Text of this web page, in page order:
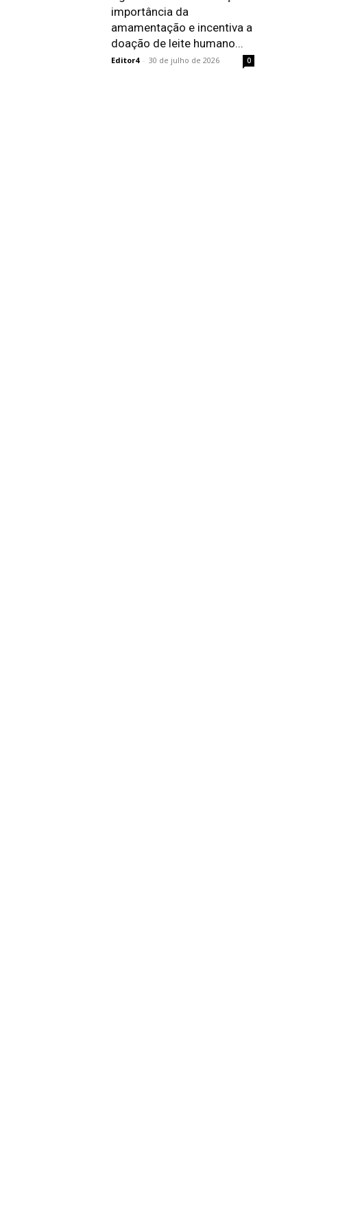
importância da
amamentação e incentiva a
doação de leite humano...
Editor4 - 30 de julho de 2026 0